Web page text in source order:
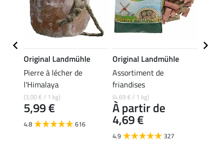
Original Landmühle
Pierre à lécher de
l'Himalaya
(3,00 € / 1 kg)
5,99 €
4.8 616
Original Landmühle
Assortiment de
friandises
(4,69 € / 1 kg)
À partir de
4,69 €
4.9 327